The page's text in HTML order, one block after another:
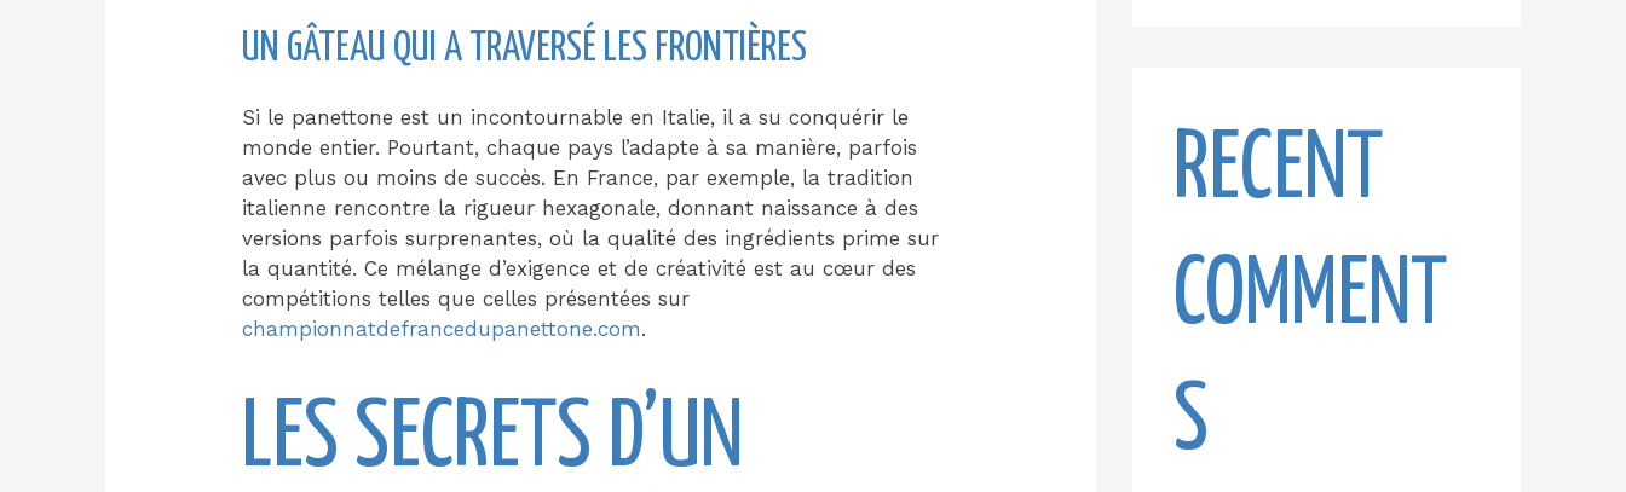
UN GÂTEAU QUI A TRAVERSÉ LES FRONTIÈRES
Si le panettone est un incontournable en Italie, il a su conquérir le
monde entier. Pourtant, chaque pays l’adapte à sa manière, parfois
avec plus ou moins de succès. En France, par exemple, la tradition
italienne rencontre la rigueur hexagonale, donnant naissance à des
versions parfois surprenantes, où la qualité des ingrédients prime sur
la quantité. Ce mélange d’exigence et de créativité est au cœur des
compétitions telles que celles présentées sur
championnatdefrancedupanettone.com.
LES SECRETS D’UN
RECENT
COMMENT
S